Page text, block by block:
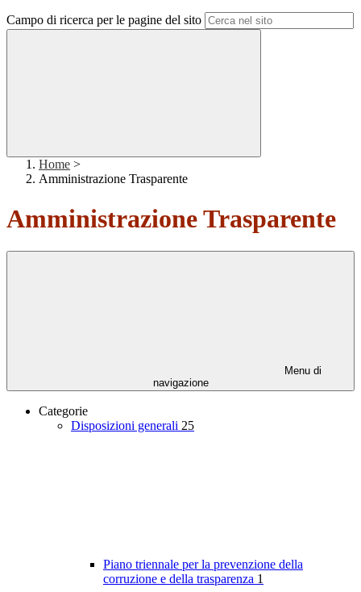
Campo di ricerca per le pagine del sito
Home >
Amministrazione Trasparente
Amministrazione Trasparente
Menu di
navigazione
Categorie
Disposizioni generali 25
Piano triennale per la prevenzione della
corruzione e della trasparenza 1